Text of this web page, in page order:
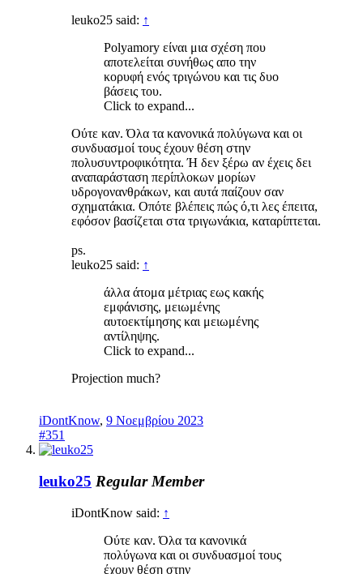
leuko25 said: ↑
Polyamory είναι μια σχέση που
αποτελείται συνήθως απο την
κορυφή ενός τριγώνου και τις δυο
βάσεις του.
Click to expand...
Ούτε καν. Όλα τα κανονικά πολύγωνα και οι
συνδυασμοί τους έχουν θέση στην
πολυσυντροφικότητα. Ή δεν ξέρω αν έχεις δει
αναπαράσταση περίπλοκων μορίων
υδρογονανθράκων, και αυτά παίζουν σαν
σχηματάκια. Οπότε βλέπεις πώς ό,τι λες έπειτα,
εφόσον βασίζεται στα τριγωνάκια, καταρίπτεται.
ps.
leuko25 said: ↑
άλλα άτομα μέτριας εως κακής
εμφάνισης, μειωμένης
αυτοεκτίμησης και μειωμένης
αντίληψης.
Click to expand...
Projection much?
iDontKnow, 9 Νοεμβρίου 2023
#351
leuko25 Regular Member
iDontKnow said: ↑
Ούτε καν. Όλα τα κανονικά
πολύγωνα και οι συνδυασμοί τους
έχουν θέση στην